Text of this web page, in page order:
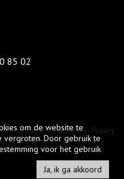
85 02
by Zabun-Disclaimer- Privacy
om de website te
vergroten. Door gebruik te
voor het gebruik
Ja, ik ga akkoord